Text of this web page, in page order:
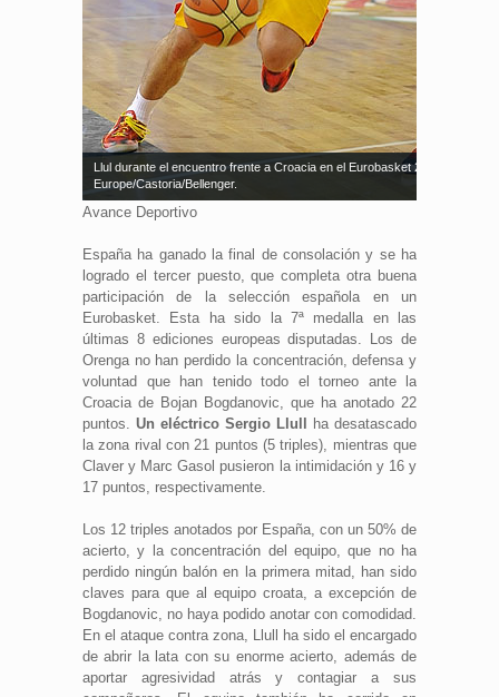
Llul durante el encuentro frente a Croacia en el Eurobasket 2013. Fuente:
Europe/Castoria/Bellenger.
Avance Deportivo
España ha ganado la final de consolación y se ha
logrado el tercer puesto, que completa otra buena
participación de la selección española en un
Eurobasket. Esta ha sido la 7ª medalla en las
últimas 8 ediciones europeas disputadas. Los de
Orenga no han perdido la concentración, defensa y
voluntad que han tenido todo el torneo ante la
Croacia de Bojan Bogdanovic, que ha anotado 22
puntos. Un eléctrico Sergio Llull
ha desatascado
la zona rival con 21 puntos (5 triples), mientras que
Claver y Marc Gasol pusieron la intimidación y 16 y
17 puntos, respectivamente.
Los 12 triples anotados por España, con un 50% de
acierto, y la concentración del equipo, que no ha
perdido ningún balón en la primera mitad, han sido
claves para que al equipo croata, a excepción de
Bogdanovic, no haya podido anotar con comodidad.
En el ataque contra zona, Llull ha sido el encargado
de abrir la lata con su enorme acierto, además de
aportar agresividad atrás y contagiar a sus